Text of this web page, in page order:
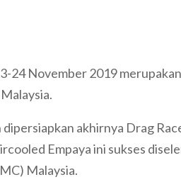
24 November 2019
akhirnya Drag
Empaya ini sukses
Malaysia.